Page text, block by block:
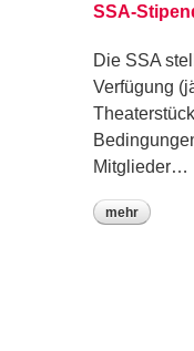
SSA-
Die SSA
Verfügung
Mitglieder…
mehr